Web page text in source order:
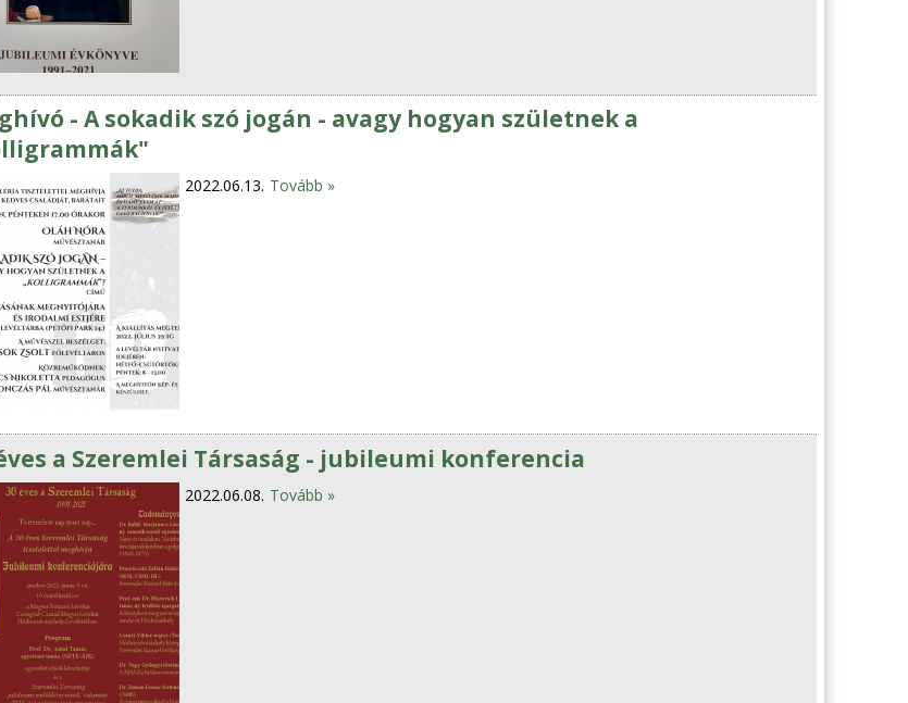
- A sokadik szó jogán - avagy hogyan születnek a
2022.06.13. Tovább »
a Szeremlei Társaság - jubileumi konferencia
2022.06.08. Tovább »